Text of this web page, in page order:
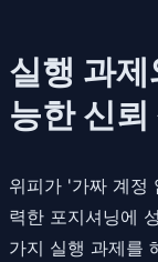
실행 과
능한 신
위피가 '가짜 계정
력한 포지셔닝에
가지 실행 과제를